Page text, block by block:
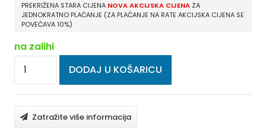
PREKRIŽENA STARA CIJENA NOVA AKCIJSKA CIJENA ZA
JEDNOKRATNO PLAĆANJE (ZA PLAĆANJE NA RATE AKCIJSKA CIJENA SE
POVEĆAVA 10%)
na zalihi
TOSHIBA
SHORAI
EDGE
WHITE
DODAJ U KOŠARICU
Zatražite više informacija